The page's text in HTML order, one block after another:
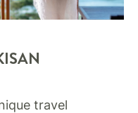
travel